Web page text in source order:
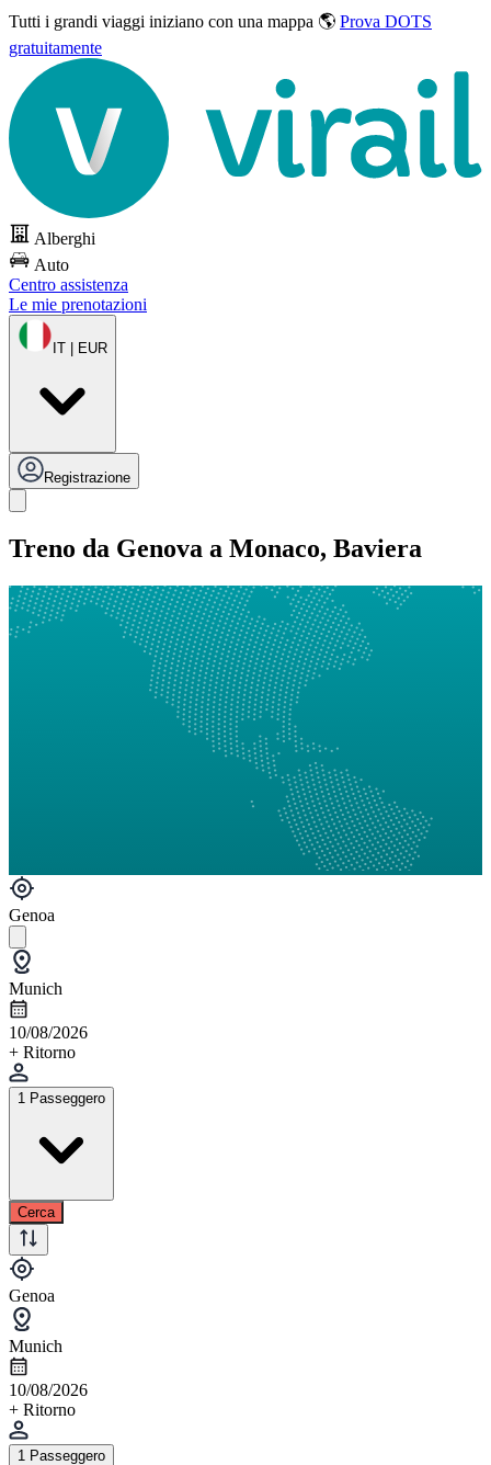
Tutti i grandi viaggi iniziano con una mappa 🌎 Prova DOTS
gratuitamente
Alberghi
Auto
Centro assistenza
Le mie prenotazioni
IT | EUR
Registrazione
Treno da Genova a Monaco, Baviera
Genoa
Munich
10/08/2026
+ Ritorno
1 Passeggero
Cerca
Genoa
Munich
10/08/2026
+ Ritorno
1 Passeggero